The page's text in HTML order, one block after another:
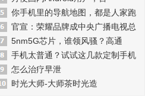
你手机里的导航地图，都是人家跑
官宣：荣耀品牌成中央广播电视总
5nm5G芯片，谁领风骚？高通
手机太普通？试试这几款定制手机
怎么治疗早泄
时光大师-大师茶时光造